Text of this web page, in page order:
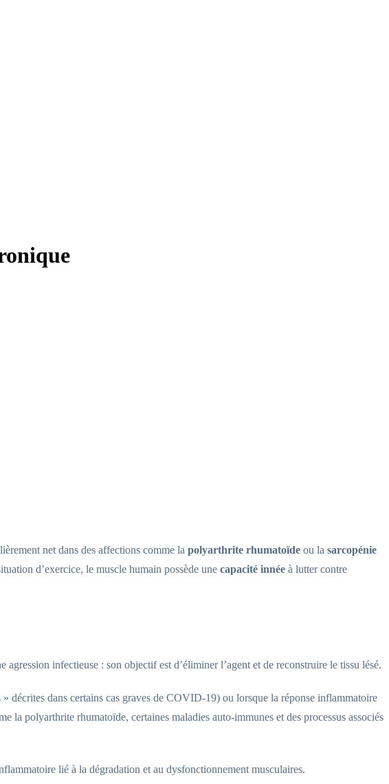
net dans des affections comme la polyarthrite rhumatoïde ou la sarcopénie
d’exercice, le muscle humain possède une capacité innée à lutter contre
agression infectieuse : son objectif est d’éliminer l’agent et de reconstruire le tissu lésé.
décrites dans certains cas graves de COVID-19) ou lorsque la réponse inflammatoire
la polyarthrite rhumatoïde, certaines maladies auto-immunes et des processus associés
lié à la dégradation et au dysfonctionnement musculaires.